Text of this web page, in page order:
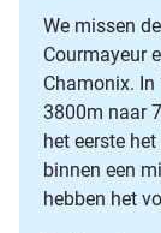
We missen
Courmayeur
Chamonix.
3800m naar
het eerste
binnen een
hebben het